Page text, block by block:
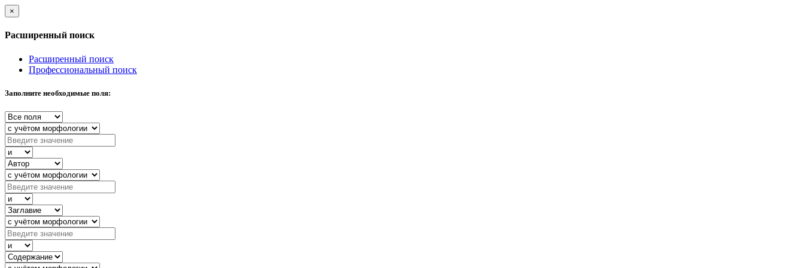
×
Расширенный поиск
Расширенный поиск
Профессиональный поиск
Заполните необходимые поля: